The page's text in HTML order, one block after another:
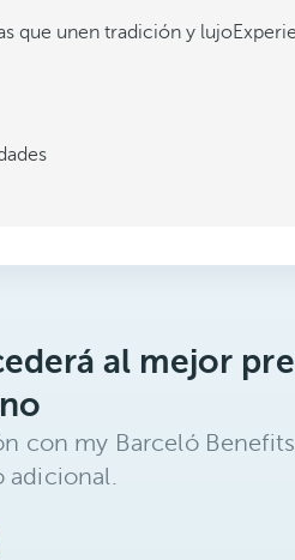
que unen tradición y lujo
al mejor
con my Barceló